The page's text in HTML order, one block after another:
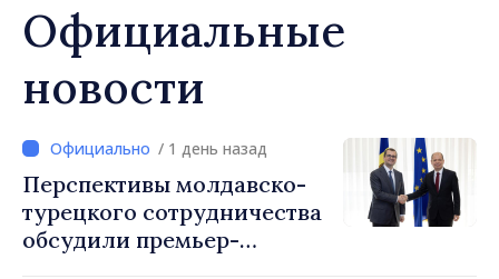
Официальные
новости
/ 1 день назад
Перспективы молдавско-
турецкого сотрудничества
обсудили премьер-